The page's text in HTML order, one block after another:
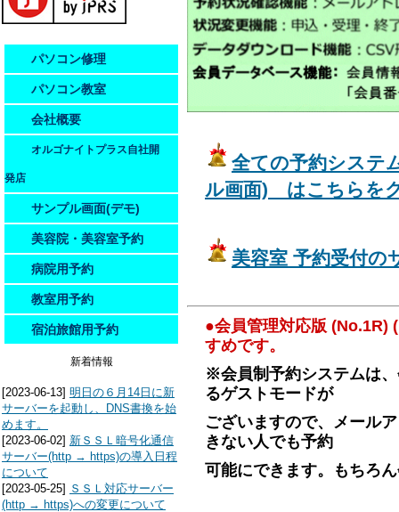
全ての予約システ
ル画面) はこちらを
美容室 予約受付の
●会員管理対応版 (No.1R)
すめです。
※会員制予約システムは
るゲストモードが
ございますので、メール
きない人でも予約
可能にできます。もちろ
パソコン修理
パソコン教室
会社概要
オルゴナイトプラス自社開
発店
サンプル画面(デモ)
美容院・美容室予約
病院用予約
教室用予約
宿泊旅館用予約
新着情報
[2023-06-13] 明日の６月14日に新
サーバーを起動し、DNS書換を始
めます。
[2023-06-02] 新ＳＳＬ暗号化通信
サーバー(http → https)の導入日程
について
[2023-05-25] ＳＳＬ対応サーバー
(http → https)への変更について